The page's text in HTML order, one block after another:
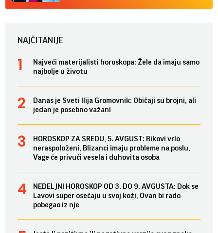
NAJČITANIJE
Najveći materijalisti horoskopa: Žele da imaju samo
najbolje u životu
Danas je Sveti Ilija Gromovnik: Običaji su brojni, ali
jedan je posebno važan!
HOROSKOP ZA SREDU, 5. AVGUST: Bikovi vrlo
neraspoloženi, Blizanci imaju probleme na poslu,
Vage će privući vesela i duhovita osoba
NEDELJNI HOROSKOP OD 3. DO 9. AVGUSTA: Dok se
Lavovi super osećaju u svoj koži, Ovan bi rado
pobegao iz nje